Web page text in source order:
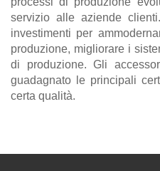
servizio alle aziende
investimenti per
produzione, migliorare i
di produzione. Gli
guadagnato le principali
certa qualità.